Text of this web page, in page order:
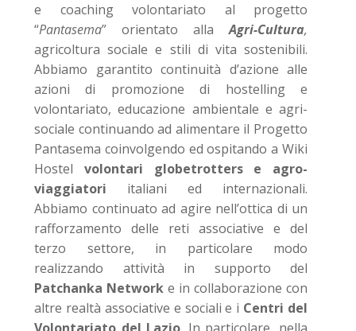
e coaching volontariato al progetto
“Pantasema” orientato allaAgri-Cultura,
agricoltura sociale e stili di vita sostenibili.
Abbiamo garantito continuità d’azione alle
azioni di promozione di hostelling e
volontariato, educazione ambientale e agri-
sociale continuando ad alimentare il Progetto
Pantasema coinvolgendo ed ospitando a Wiki
Hostel volontari globetrotters e agro-
viaggiatori italiani ed internazionali.
Abbiamo continuato ad agire nell’ottica di un
rafforzamento delle reti associative e del
terzo settore, in particolare modo
realizzando attività in supporto del
Patchanka Network e in collaborazione con
altre realtà associative e sociali e i Centri del